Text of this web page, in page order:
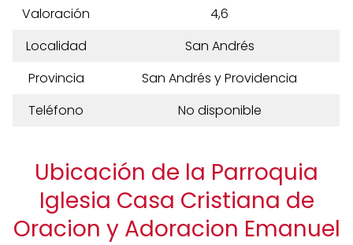
Valoración
4,6
Localidad
San Andrés
Provincia
San Andrés y Providencia
Teléfono
No disponible
Ubicación de la Parroquia
Iglesia Casa Cristiana de
Oracion y Adoracion Emanuel